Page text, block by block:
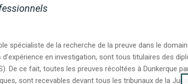
spécialiste de la recherche de la preuve dans le
en investigation, sont tous titulaires des
De ce fait, toutes les preuves récoltées à Dunkerque
sont recevables devant tous les tribunaux de la